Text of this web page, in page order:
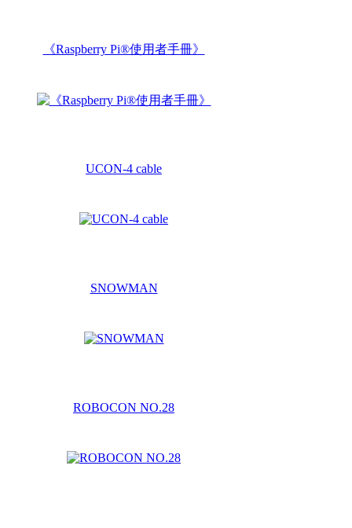
《Raspberry Pi®使用者手冊》
UCON-4 cable
SNOWMAN
ROBOCON NO.28